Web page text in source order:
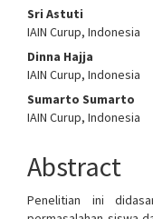
Main
Article
Content
Sri Astuti
IAIN Curup, Indonesia
Dinna Hajja
IAIN Curup, Indonesia
Sumarto Sumarto
IAIN Curup, Indonesia
Abstract
Penelitian ini